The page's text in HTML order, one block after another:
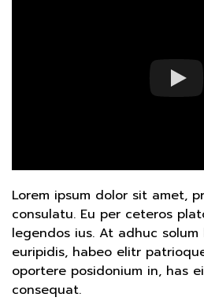
Lorem ipsum dolor sit amet,
consulatu. Eu per ceteros
legendos ius. At adhuc solum
euripidis, habeo elitr
oportere posidonium in, has
consequat.